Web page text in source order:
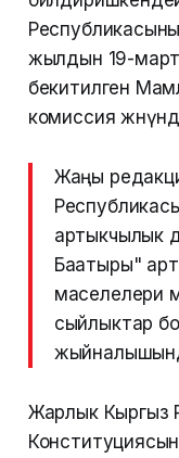
жылдын 19-
бекитилген
комиссия
Жаңы
артыкчылык
Баатыры"
маселелери
сыйлыктар
Жарлык Кыргыз